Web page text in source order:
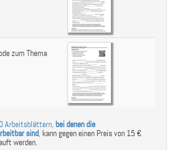
zum Thema
Arbeitsblättern, bei denen die
sind, kann gegen einen Preis von 15 €
werden.